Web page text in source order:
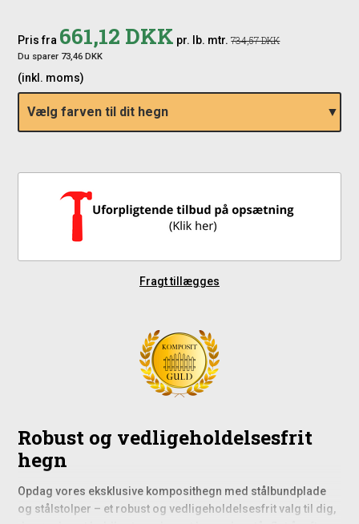
Pris fra 661,12 DKK pr. lb. mtr. 734,57 DKK
Du sparer 73,46 DKK
(inkl. moms)
Vælg farven til dit hegn
Fragt tillægges
Robust og vedligeholdelsesfrit
hegn
Opdag vores eksklusive komposithegn med stålbundplade
og stålstolper – et robust og vedligeholdelsesfrit valg til dig,